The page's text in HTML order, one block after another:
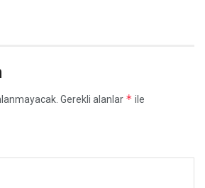
Gerekli alanlar * ile